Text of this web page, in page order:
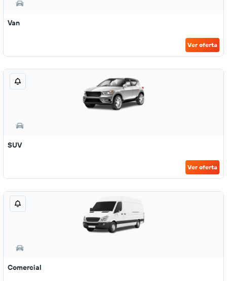
Van
Ver oferta
SUV
Ver oferta
Comercial